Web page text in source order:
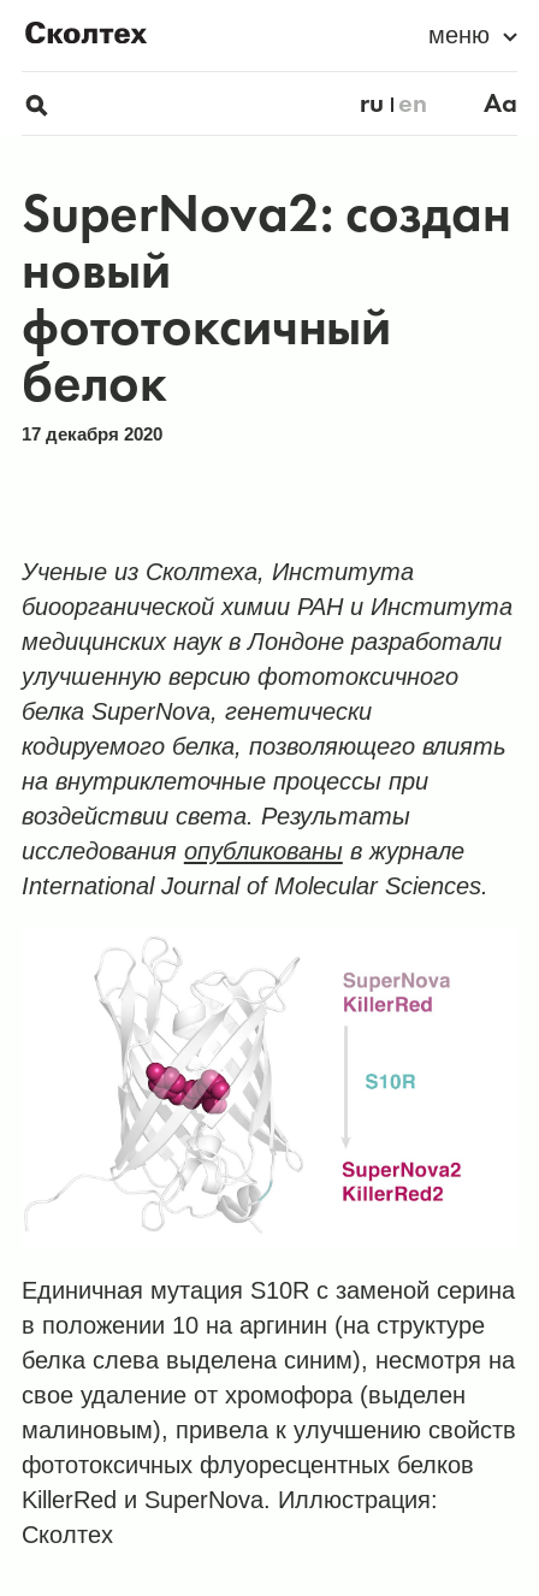
меню
ru en Aa
SuperNova2: создан
новый
фототоксичный
белок
17 декабря 2020
Ученые из Сколтеха, Института
биоорганической химии РАН и Института
медицинских наук в Лондоне разработали
улучшенную версию фототоксичного
белка SuperNova, генетически
кодируемого белка, позволяющего влиять
на внутриклеточные процессы при
воздействии света. Результаты
исследования опубликованыв журнале
International Journal of Molecular Sciences.
Единичная мутация S10R с заменой серина
в положении 10 на аргинин (на структуре
белка слева выделена синим), несмотря на
свое удаление от хромофора (выделен
малиновым), привела к улучшению свойств
фототоксичных флуоресцентных белков
KillerRed и SuperNova. Иллюстрация:
Сколтех